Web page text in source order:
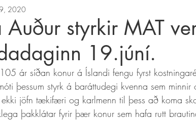
Auður styrkir MAT
19.júní.
2020
ár síðan konur á Íslandi fengu fyrst
þessum styrk á baráttudegi kvenna sem minnir
jöfn tækifæri og karlmenn til þess að koma
þakklátar fyrir þær konur sem hafa rutt